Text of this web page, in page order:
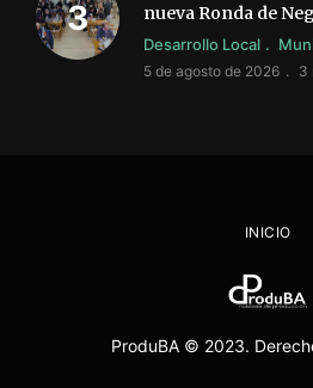
nueva Ronda de
Desarrollo Local
5 de agosto de 2026 3
INICIO
ProduBA © 2023.